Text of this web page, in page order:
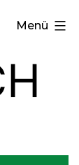
Menü